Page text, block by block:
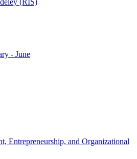
- June
Entrepreneurship, and Organizational